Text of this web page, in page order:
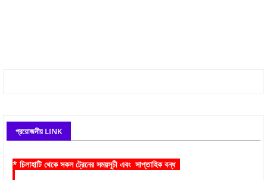
প্রয়োজনীয় LINK
* চিলাহাটি থেকে সকল ট্রেনের সময়সূচী এবং সাপ্তাহিক বন্ধ